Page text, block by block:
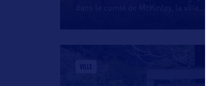
dans le comté de McKinley, la ville
VILLE